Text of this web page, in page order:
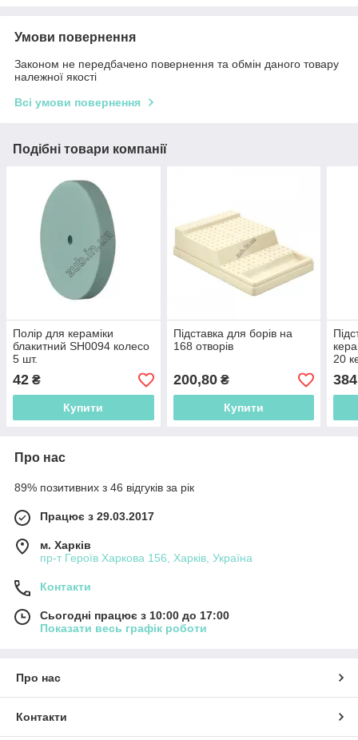
Умови повернення
Законом не передбачено повернення та обмін даного товару
належної якості
Всі умови повернення
Подібні товари компанії
Полір для кераміки
блакитний SH0094 колесо
5 шт.
42 ₴
Купити
Підставка для борів на
168 отворів
200,80₴
Купити
20
384
Про нас
89% позитивних з 46 відгуків за рік
Працює з 29.03.2017
м. Харків
пр-т Героїв Харкова 156, Харків, Україна
Контакти
Сьогодні працює з 10:00 до 17:00
Показати весь графік роботи
Про нас
Контакти